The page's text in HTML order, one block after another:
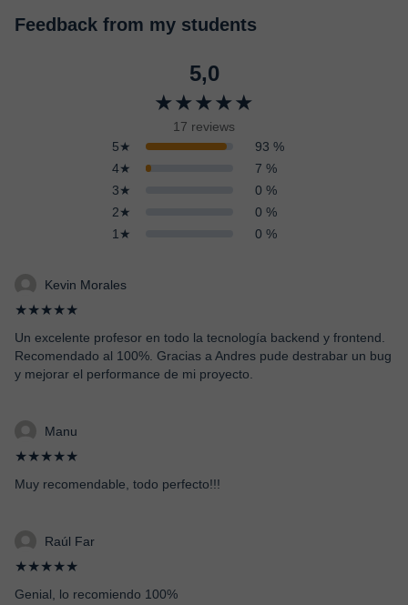
Feedback from my students
5,0
★★★★★
17 reviews
5★
93 %
4★
7 %
3★
0 %
2★
0 %
1★
0 %
Kevin Morales
★★★★★
Un excelente profesor en todo la tecnología backend y frontend.
Recomendado al 100%. Gracias a Andres pude destrabar un bug
y mejorar el performance de mi proyecto.
Manu
★★★★★
Muy recomendable, todo perfecto!!!
Raúl Far
★★★★★
Genial, lo recomiendo 100%